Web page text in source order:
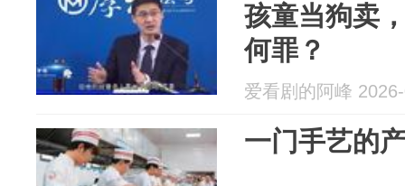
孩童当狗卖
何罪？
爱看剧的阿峰
一门手艺的